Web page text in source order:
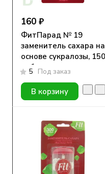
160 ₽
ФитПарад № 19
заменитель сахара на
основе сукралозы, 150
таблеток
5 Под заказ
В корзину